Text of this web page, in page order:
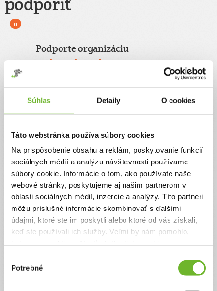
Súhlas Detaily O cookies
Táto webstránka používa súbory cookies
Na prispôsobenie obsahu a reklám, poskytovanie funkcií
sociálnych médií a analýzu návštevnosti používame
súbory cookie. Informácie o tom, ako používate naše
webové stránky, poskytujeme aj našim partnerom v
oblasti sociálnych médií, inzercie a analýzy. Títo partneri
môžu príslušné informácie skombinovať s ďalšími
údajmi, ktoré ste im poskytli alebo ktoré od vás získali,
keď ste používali ich služby. Veľmi by nám pomohlo,
súhlasu
Potrebné
0
Podporte organizáciu
ĽudiaĽudom.sk
Jednorazový Pravidelný
Celková suma
0 €
Zadajte svoje údaje
Už máte vytvorený svoj účet?Prihláste sa